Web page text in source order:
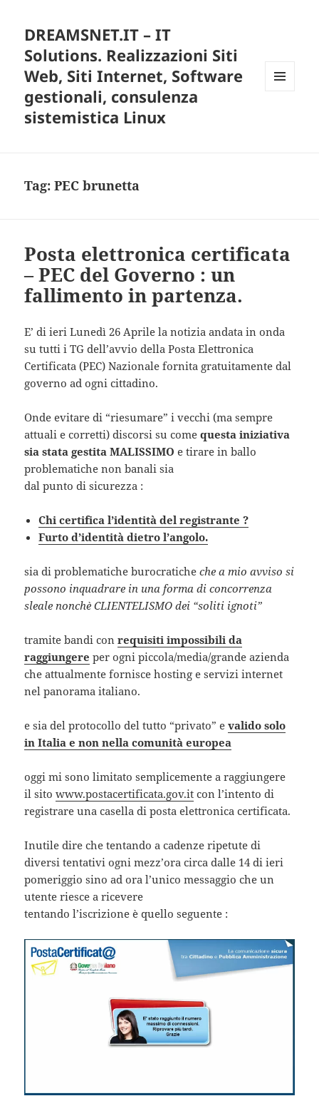
DREAMSNET.IT – IT
Solutions. Realizzazioni Siti
Web, Siti Internet, Software
gestionali, consulenza
sistemistica Linux
Tag:PEC brunetta
Posta elettronica certificata
– PEC del Governo : un
fallimento in partenza.
E’ di ieri Lunedì 26 Aprile la notizia andata in onda
su tutti i TG dell’avvio della Posta Elettronica
Certificata (PEC) Nazionale fornita gratuitamente dal
governo ad ogni cittadino.
Onde evitare di “riesumare” i vecchi (ma sempre
attuali e corretti) discorsi su comequesta iniziativa
sia stata gestita MALISSIMO e tirare in ballo
problematiche non banali sia
dal punto di sicurezza :
Chi certifica l’identità del registrante ?
Furto d’identità dietro l’angolo.
sia di problematiche burocraticheche a mio avviso si
possono inquadrare in una forma di concorrenza
sleale nonchè CLIENTELISMO dei “soliti ignoti”
tramite bandi conrequisiti impossibili da
raggiungere per ogni piccola/media/grande azienda
che attualmente fornisce hosting e servizi internet
nel panorama italiano.
e sia del protocollo del tutto “privato” evalido solo
in Italia e non nella comunità europea
oggi mi sono limitato semplicemente a raggiungere
il sitowww.postacertificata.gov.it con l’intento di
registrare una casella di posta elettronica certificata.
Inutile dire che tentando a cadenze ripetute di
diversi tentativi ogni mezz’ora circa dalle 14 di ieri
pomeriggio sino ad ora l’unico messaggio che un
utente riesce a ricevere
tentando l’iscrizione è quello seguente :